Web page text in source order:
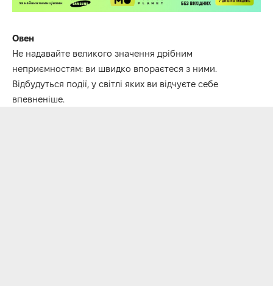
Овен
Не надавайте великого значення дрібним
неприємностям: ви швидко впораєтеся з ними.
Відбудуться події, у світлі яких ви відчуєте себе
впевненіше.